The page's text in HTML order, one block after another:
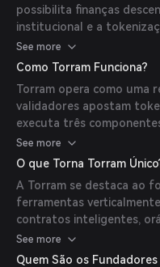
possibilita finanças
institucional e a
(RWA) nativamente no
middleware completa e
empréstimos e outras
Camada 1 do Bitcoin,
ou soluções de Camada 2.
See more
Como Torram Funciona?
Torram opera como
validadores apostam
executa três
relayer trustless e o
menos de um minuto e
Bitcoin
de Merkle. Isso garante
execuções de contratos
feeds de oráculos —
imutáveis no livro razão
See more
O que Torna Torram
A Torram se destaca ao
ferramentas
contratos inteligentes,
indexadores on-chain e
(TSB), tudo trustless,
See more
Quem São os Fundadores